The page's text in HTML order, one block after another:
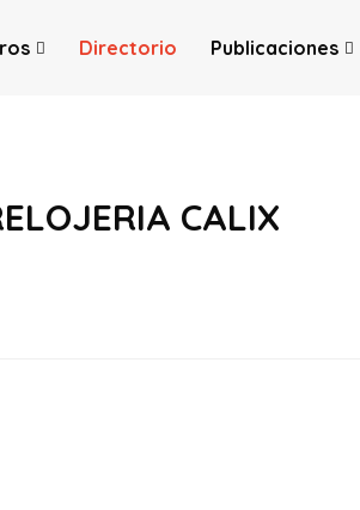
Directorio Publicaciones
CALIX